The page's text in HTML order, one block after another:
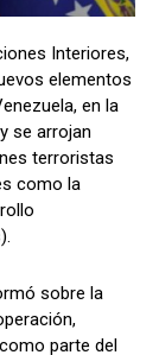
Interiores,
elementos
en la
se arrojan
terroristas
como la
sobre la
parte del